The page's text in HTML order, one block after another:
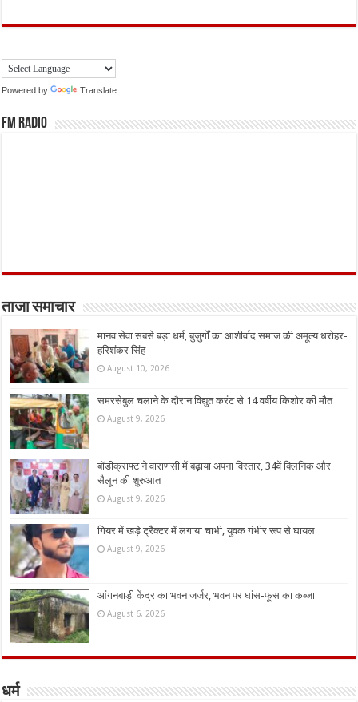
Powered by Translate
FM Radio
ताजा समाचार
मानव सेवा सबसे बड़ा धर्म, बुजुर्गों का आशीर्वाद समाज की अमूल्य धरोहर-
हरिशंकर सिंह
August 10, 2026
समरसेबुल चलाने के दौरान विद्युत करंट से 14 वर्षीय किशोर की मौत
August 9, 2026
बॉडीक्राफ्ट ने वाराणसी में बढ़ाया अपना विस्तार, 34वें क्लिनिक और
सैलून की शुरुआत
August 9, 2026
गियर में खड़े ट्रैक्टर में लगाया चाभी, युवक गंभीर रूप से घायल
August 9, 2026
आंगनबाड़ी केंद्र का भवन जर्जर, भवन पर घांस-फूस का कब्जा
August 6, 2026
धर्म